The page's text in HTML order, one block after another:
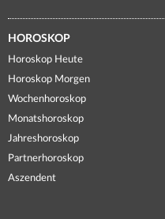
HOROSKOP
Horoskop Heute
Horoskop Morgen
Wochenhoroskop
Monatshoroskop
Jahreshoroskop
Partnerhoroskop
Aszendent